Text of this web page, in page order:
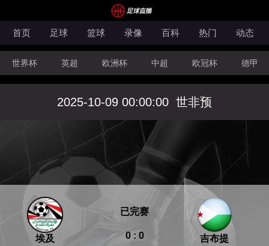
首页 足球 篮球 录像 百科 热门 动态
世界杯 英超 欧洲杯 中超 欧冠杯 德甲
CBA FIBA洲际杯
2025-10-09 00:00:00 世非预
埃及 0 : 0
已完赛
吉布提